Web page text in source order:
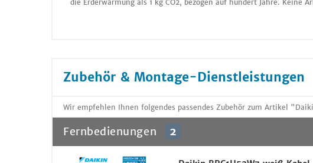
die Erderwärmung als 1 kg CO2, bezogen auf hundert Jahre.
Zubehör & Montage-Dienstleistungen
Wir empfehlen Ihnen folgendes passendes Zubehör zum Artikel
Fernbedienungen 2